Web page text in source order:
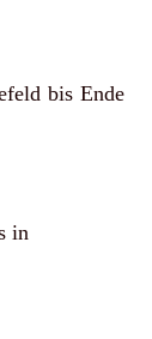
bis Ende
in